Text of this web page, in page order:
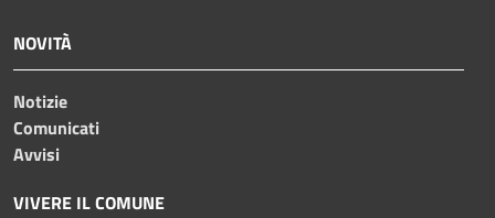
NOVITÀ
Notizie
Comunicati
Avvisi
VIVERE IL COMUNE